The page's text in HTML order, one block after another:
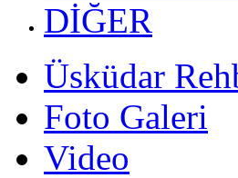
DİĞER
Üsküdar
Foto Galeri
Video